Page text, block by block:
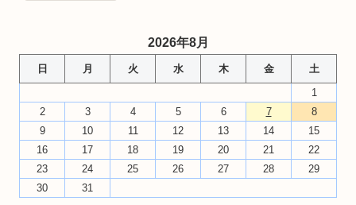
2026年8月
日 月 火 水 木 金
土
1
2
3 4 5 6 7
8
9
10 11 12 13 14
15
16
17 18 19 20 21
22
23
24 25 26 27 28
29
30
31